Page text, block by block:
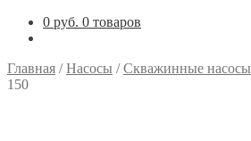
0 руб. 0 товаров
Главная /Насосы /Скважинные насосы
150